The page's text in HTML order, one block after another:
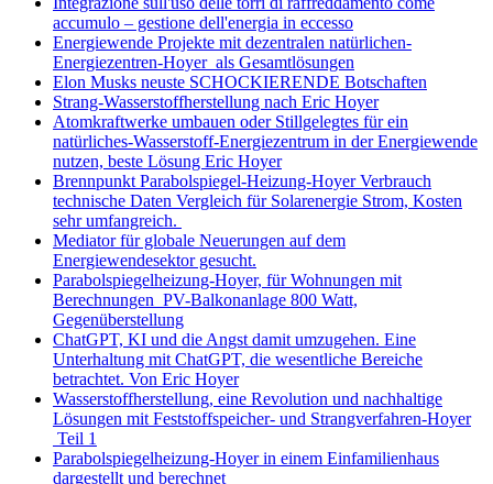
accumulo – gestione dell'energia in eccesso
Energiewende Projekte mit dezentralen natürlichen-
Energiezentren-Hoyer als Gesamtlösungen
Elon Musks neuste SCHOCKIERENDE Botschaften
Strang-Wasserstoffherstellung nach Eric Hoyer
Atomkraftwerke umbauen oder Stillgelegtes für ein
natürliches-Wasserstoff-Energiezentrum in der Energiewende
nutzen, beste Lösung Eric Hoyer
Brennpunkt Parabolspiegel-Heizung-Hoyer Verbrauch
technische Daten Vergleich für Solarenergie Strom, Kosten
sehr umfangreich.
Mediator für globale Neuerungen auf dem
Energiewendesektor gesucht.
Parabolspiegelheizung-Hoyer, für Wohnungen mit
Berechnungen PV-Balkonanlage 800 Watt,
Gegenüberstellung
ChatGPT, KI und die Angst damit umzugehen. Eine
Unterhaltung mit ChatGPT, die wesentliche Bereiche
betrachtet. Von Eric Hoyer
Wasserstoffherstellung, eine Revolution und nachhaltige
Lösungen mit Feststoffspeicher- und Strangverfahren-Hoyer
Teil 1
Parabolspiegelheizung-Hoyer in einem Einfamilienhaus
dargestellt und berechnet